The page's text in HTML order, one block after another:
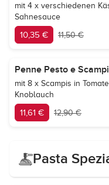
mit 4 x verschiedenen
Sahnesauce
10,35 € 11,50 €
Penne Pesto e Scampi
mit 8 x Scampis in
Knoblauch
11,61 € 12,90 €
Pasta